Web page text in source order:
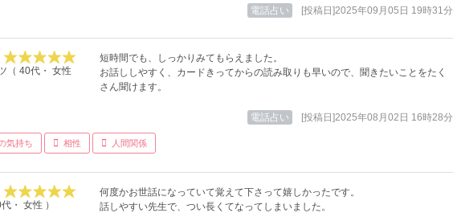
電話占い [投稿日]2025年09月05日 19時31分
（ 40代・ 女性
短時間でも、しっかりみてもらえました。
お話ししやすく、カードきってからの読み取りも早いので、聞きたいことをたく
さん聞けます。
電話占い [投稿日]2025年08月02日 16時28分
気持ち 相性 人間関係
・ 女性 ）
何度かお世話になっていて覚えて下さって嬉しかったです。
話しやすい先生で、つい長くてなってしまいました。